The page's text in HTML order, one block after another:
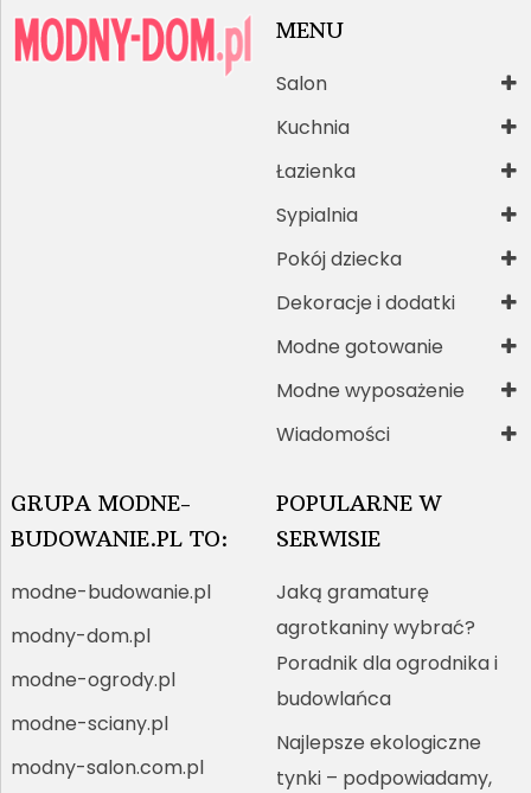
MENU
Salon
Kuchnia
Łazienka
Sypialnia
Pokój dziecka
Dekoracje i dodatki
Modne gotowanie
Modne wyposażenie
Wiadomości
GRUPA MODNE-
BUDOWANIE.PL TO:
modne-budowanie.pl
modny-dom.pl
modne-ogrody.pl
modne-sciany.pl
modny-salon.com.pl
POPULARNE W
SERWISIE
Jaką gramaturę
agrotkaniny wybrać?
Poradnik dla ogrodnika i
budowlańca
Najlepsze ekologiczne
tynki – podpowiadamy,